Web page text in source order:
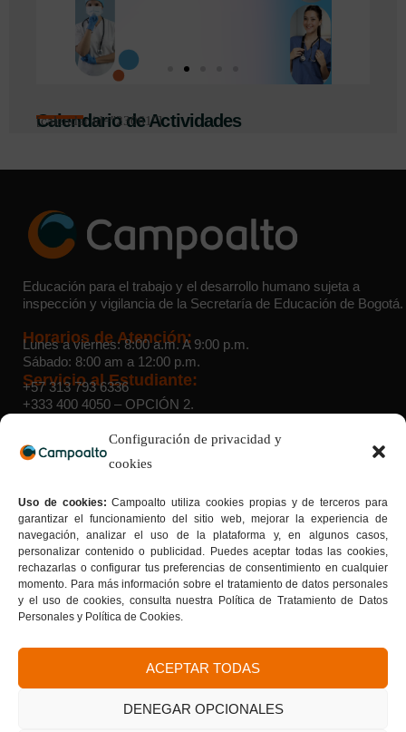
Configuración de privacidad y
cookies
Uso de cookies:Campoalto utiliza cookies propias y de terceros para
garantizar el funcionamiento del sitio web, mejorar la experiencia de
navegación, analizar el uso de la plataforma y, en algunos casos,
personalizar contenido o publicidad. Puedes aceptar todas las cookies,
rechazarlas o configurar tus preferencias de consentimiento en cualquier
momento. Para más información sobre el tratamiento de datos personales
y el uso de cookies, consulta nuestra Política de Tratamiento de Datos
Personales y Política de Cookies.
ACEPTAR TODAS
DENEGAR OPCIONALES
Calendario de Actividades
[calendar id="23061"]
Educación para el trabajo y el desarrollo humano sujeta a
inspección y vigilancia de la Secretaría de Educación de Bogotá.
Horarios de Atención:
Lunes a viernes: 8:00 a.m. A 9:00 p.m.
Sábado: 8:00 am a 12:00 p.m.
Servicio al Estudiante:
+57 313 793 6336
+333 400 4050 – OPCIÓN 2.
Sedes:
Suba: Cra. 103 D # 136 – 03 | Teusaquillo:Av. Caracas # 34
– 22 |Sede 40 sur:Av. Caracas # 41 B – 33 sur | Sede Bosa:
Calle 65 Sur # 77G – 75 | Sede Kennedy:
Av. Boyacá # 37-
55 sur |Sede San Cristóbal Norte: Cra. 7G # 158a – 20
Tu formación con sello de calidad
Donde la calidad se convierte en tu mejor carta de
presentación.